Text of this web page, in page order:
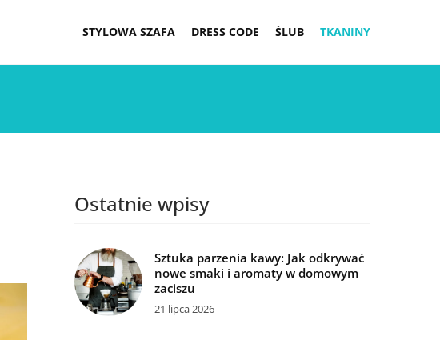
STYLOWA SZAFA DRESS CODE ŚLUB TKANINY
Ostatnie wpisy
Sztuka parzenia kawy: Jak odkrywać
nowe smaki i aromaty w domowym
zaciszu
21 lipca 2026